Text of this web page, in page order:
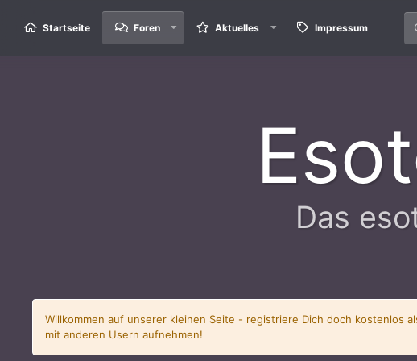
Startseite Foren Aktuelles Impressum
Das
Willkommen auf unserer kleinen Seite - registriere Dich doch kostenlos
mit anderen Usern aufnehmen!